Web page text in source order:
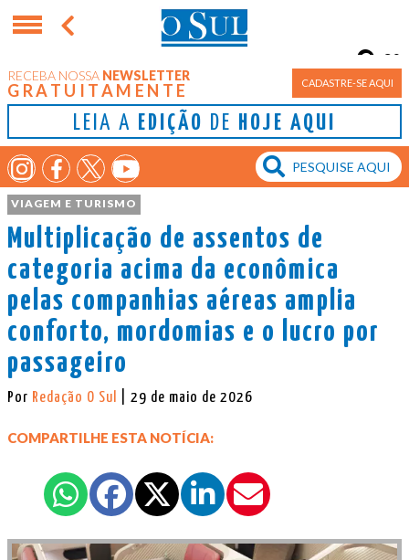
RECEBA NOSSA NEWSLETTER
GRATUITAMENTE CADASTRE-SE AQUI
LEIA A EDIÇÃO DE HOJE AQUI
Porto Alegre
9°
VIAGEM E TURISMO
Multiplicação de assentos de
categoria acima da econômica
pelas companhias aéreas amplia
conforto, mordomias e o lucro por
passageiro
Por Redação O Sul | 29 de maio de 2026
COMPARTILHE ESTA NOTÍCIA: